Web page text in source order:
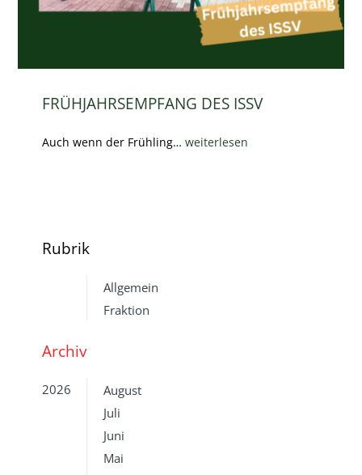
FRÜHJAHRSEMPFANG DES ISSV
Auch wenn der Frühling…weiterlesen
Rubrik
Allgemein
Fraktion
Archiv
2026
August
Juli
Juni
Mai